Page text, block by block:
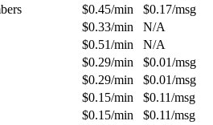
$0.45/min $0.17/msg
$0.33/min
N/A
$0.51/min
N/A
$0.29/min $0.01/msg
$0.29/min $0.01/msg
$0.15/min $0.11/msg
$0.15/min $0.11/msg